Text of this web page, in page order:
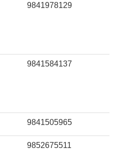
9841978129
9841584137
9841505965
9852675511